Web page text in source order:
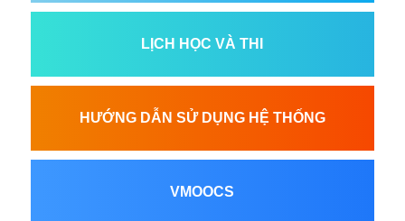
LỊCH HỌC VÀ THI
HƯỚNG DẪN SỬ DỤNG HỆ THỐNG
VMOOCS